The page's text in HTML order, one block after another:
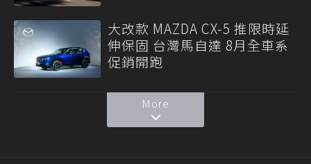
大改款 MAZDA CX-5 推限時延
伸保固 台灣馬自達 8月全車系
促銷開跑
More